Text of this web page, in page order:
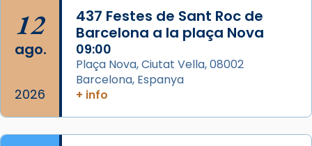
Acompanyant la història de sant Cugat, a
partir de l’Edat Mitjana sorgeix la tradició
que les santes Juliana (“relatiu a Júlia”) i
Semproniana (“relatiu a Semprònia =
eterna”) són deixebles seves. I l’any 1667, el
frare Joan Gaspar Roig, afirma en una obra
que les santes són filles de l’antiga Iluro.
Mataró en reivindicarà les relíq
12
ago.
2026
437 Festes de Sant Roc de
Barcelona a la plaça Nova
09:00
Plaça Nova, Ciutat Vella, 08002
Barcelona, Espanya
+ info